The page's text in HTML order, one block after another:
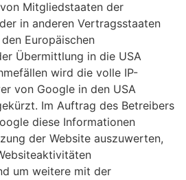
Mitgliedstaaten der
in anderen Vertragsstaaten
Europäischen
Übermittlung in die USA
wird die volle IP-
von Google in den USA
Im Auftrag des Betreibers
diese Informationen
der Website auszuwerten,
um weitere mit der